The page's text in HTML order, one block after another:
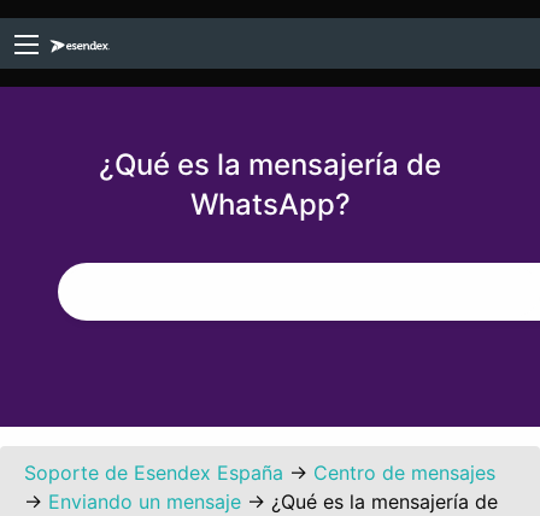
¿Qué es la mensajería de
WhatsApp?
Soporte de Esendex España → Centro de mensajes
→ Enviando un mensaje → ¿Qué es la mensajería de